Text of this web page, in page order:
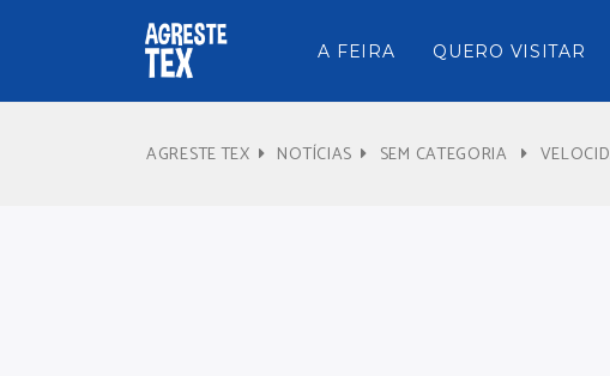
A FEIRA QUERO VISITAR
AGRESTE TEX NOTÍCIAS SEM CATEGORIA